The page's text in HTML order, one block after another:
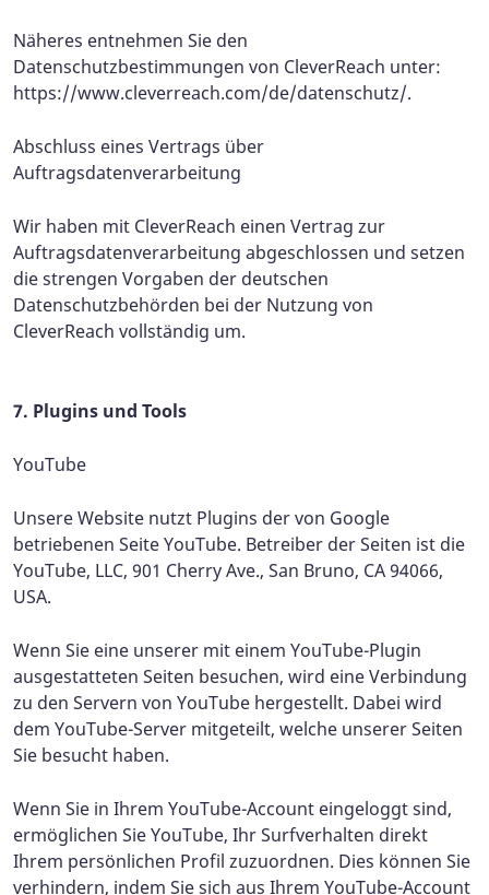
Näheres entnehmen Sie den
Datenschutzbestimmungen von CleverReach unter:
https://www.cleverreach.com/de/datenschutz/.
Abschluss eines Vertrags über
Auftragsdatenverarbeitung
Wir haben mit CleverReach einen Vertrag zur
Auftragsdatenverarbeitung abgeschlossen und setzen
die strengen Vorgaben der deutschen
Datenschutzbehörden bei der Nutzung von
CleverReach vollständig um.
7. Plugins und Tools
YouTube
Unsere Website nutzt Plugins der von Google
betriebenen Seite YouTube. Betreiber der Seiten ist die
YouTube, LLC, 901 Cherry Ave., San Bruno, CA 94066,
USA.
Wenn Sie eine unserer mit einem YouTube-Plugin
ausgestatteten Seiten besuchen, wird eine Verbindung
zu den Servern von YouTube hergestellt. Dabei wird
dem YouTube-Server mitgeteilt, welche unserer Seiten
Sie besucht haben.
Wenn Sie in Ihrem YouTube-Account eingeloggt sind,
ermöglichen Sie YouTube, Ihr Surfverhalten direkt
Ihrem persönlichen Profil zuzuordnen. Dies können Sie
verhindern, indem Sie sich aus Ihrem YouTube-Account